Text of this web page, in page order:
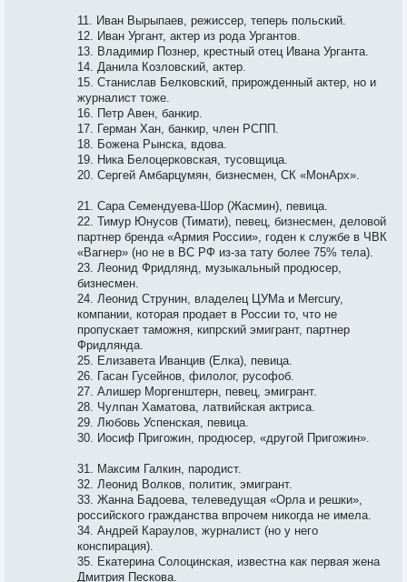
11. Иван Вырыпаев, режиссер, теперь польский.
12. Иван Ургант, актер из рода Ургантов.
13. Владимир Познер, крестный отец Ивана Урганта.
14. Данила Козловский, актер.
15. Станислав Белковский, прирожденный актер, но и
журналист тоже.
16. Петр Авен, банкир.
17. Герман Хан, банкир, член РСПП.
18. Божена Рынска, вдова.
19. Ника Белоцерковская, тусовщица.
20. Сергей Амбарцумян, бизнесмен, СК «МонАрх».
21. Сара Семендуева-Шор (Жасмин), певица.
22. Тимур Юнусов (Тимати), певец, бизнесмен, деловой
партнер бренда «Армия России», годен к службе в ЧВК
«Вагнер» (но не в ВС РФ из-за тату более 75% тела).
23. Леонид Фридлянд, музыкальный продюсер,
бизнесмен.
24. Леонид Струнин, владелец ЦУМа и Mercury,
компании, которая продает в России то, что не
пропускает таможня, кипрский эмигрант, партнер
Фридлянда.
25. Елизавета Иванцив (Елка), певица.
26. Гасан Гусейнов, филолог, русофоб.
27. Алишер Моргенштерн, певец, эмигрант.
28. Чулпан Хаматова, латвийская актриса.
29. Любовь Успенская, певица.
30. Иосиф Пригожин, продюсер, «другой Пригожин».
31. Максим Галкин, пародист.
32. Леонид Волков, политик, эмигрант.
33. Жанна Бадоева, телеведущая «Орла и решки»,
российского гражданства впрочем никогда не имела.
34. Андрей Караулов, журналист (но у него
конспирация).
35. Екатерина Солоцинская, известна как первая жена
Дмитрия Пескова.